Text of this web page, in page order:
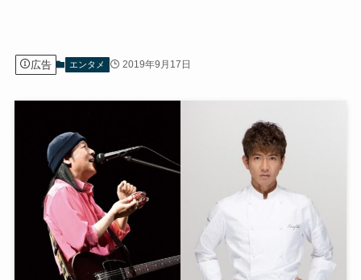
広告 エンタメ 2019年9月17日